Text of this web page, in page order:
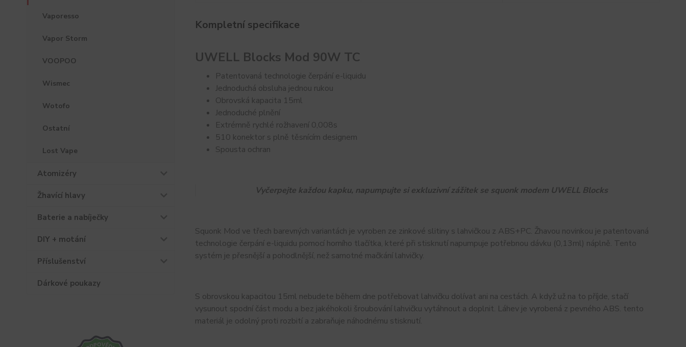
Vaporesso
Vapor Storm
VOOPOO
Wismec
Wotofo
Ostatní
Lost Vape
Atomizéry
Žhavící hlavy
Baterie a nabíječky
DIY + motání
Příslušenství
Dárkové poukazy
Kompletní specifikace
UWELL Blocks Mod 90W TC
Patentovaná technologie čerpání e-liquidu
Jednoduchá obsluha jednou rukou
Obrovská kapacita 15ml
Jednoduché plnění
Extrémně rychlé rožhavení 0,008s
510 konektor s plně těsnícím designem
Spousta ochran
Vyčerpejte každou kapku, napumpujte si exkluzivní zážitek se squonk modem UWELL Blocks
Squonk Mod ve třech barevných variantách je vyroben ze zinkové slitiny s lahvičkou z ABS+PC. Žhavou novinkou je patentovaná
technologie čerpání e-liquidu pomocí horního tlačítka, které při stisknutí napumpuje potřebnou dávku (0,13ml) náplně. Tento
systém je přesnější a pohodlnější, než samotné mačkání lahvičky.
S obrovskou kapacitou 15ml nebudete během dne potřebovat lahvičku dolívat ani na cestách. A když už na to příjde, stačí
vysunout spodní část modu a bez jakéhokoli šroubování lahvičku vytáhnout a doplnit. Láhev je vyrobená z pevného ABS. tento
materiál je odolný proti rozbití a zabraňuje náhodnému stisknutí.